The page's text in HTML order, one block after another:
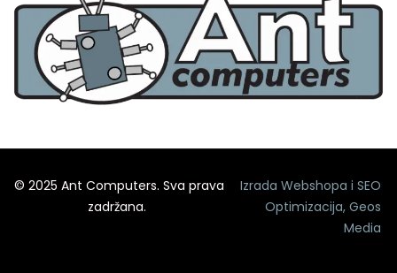
© 2025 Ant Computers. Sva prava
zadržana.
Izrada Webshopa iSEO
Optimizacija,Geos
Media